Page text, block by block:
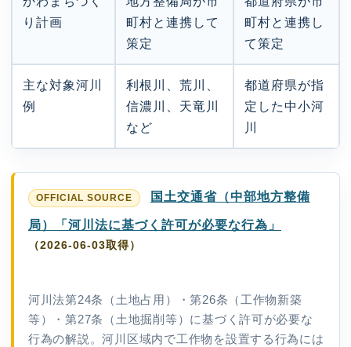
り計画
町村と連携して
策定
町村と連携し
て策定
主な対象河川
例
利根川、荒川、
信濃川、天竜川
など
都道府県が指
定した中小河
川
国土交通省（中部地方整備
局）「河川法に基づく許可が必要な行為」
（2026-06-03取得）
河川法第24条（土地占用）・第26条（工作物新築
等）・第27条（土地掘削等）に基づく許可が必要な
行為の解説。河川区域内で工作物を設置する行為には